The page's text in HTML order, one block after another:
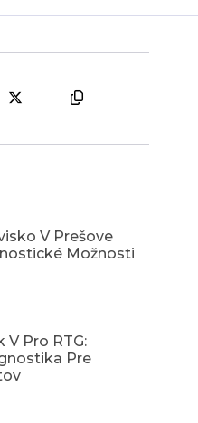
V Prešove
Možnosti
V Pro RTG:
Pre